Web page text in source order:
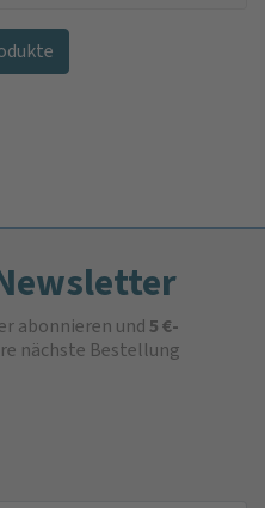
abonnieren und5 €-
nächste Bestellung